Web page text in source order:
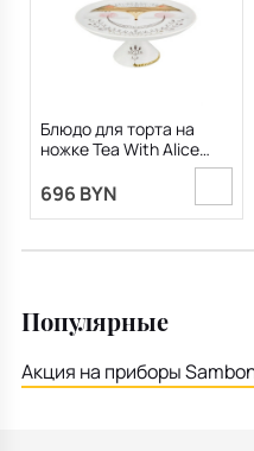
Блюдо для торта на
ножке Tea With Alice
696 BYN
Популярные
Акция на приборы